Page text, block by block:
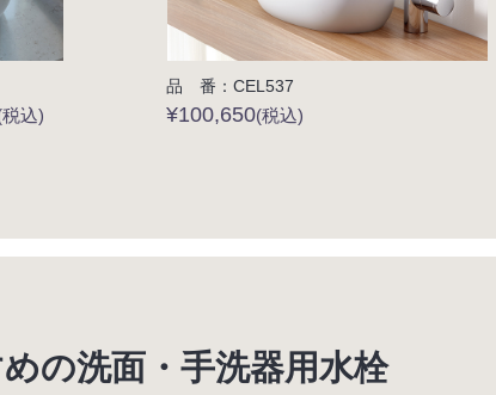
税込)
品 番：CEL537
¥100,650(税込)
の洗面・手洗器用水栓